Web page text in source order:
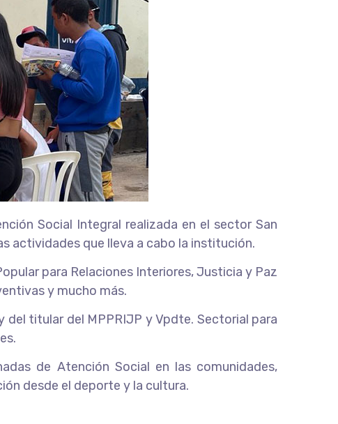
Social Integral realizada en el sector San
actividades que lleva a cabo la institución.
para Relaciones Interiores, Justicia y Paz
y mucho más.
titular del MPPRIJP y Vpdte. Sectorial para
de Atención Social en las comunidades,
desde el deporte y la cultura.